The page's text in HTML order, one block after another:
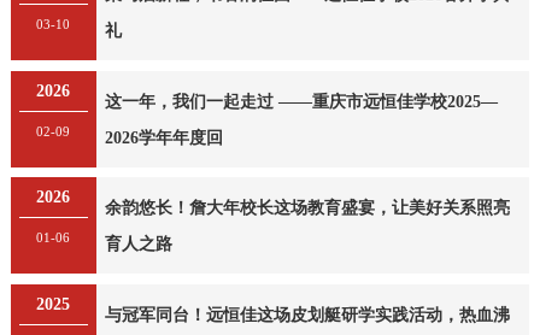
03-10
礼
2026
02-09
这一年，我们一起走过 ——重庆市远恒佳学校2025—
2026学年年度回
2026
01-06
余韵悠长！詹大年校长这场教育盛宴，让美好关系照亮
育人之路
2025
与冠军同台！远恒佳这场皮划艇研学实践活动，热血沸